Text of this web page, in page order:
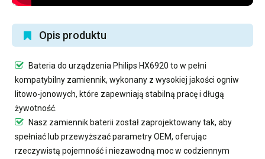
Opis produktu
Bateria do urządzenia Philips HX6920 to w pełni
kompatybilny zamiennik, wykonany z wysokiej jakości ogniw
litowo-jonowych, które zapewniają stabilną pracę i długą
żywotność.
Nasz zamiennik baterii został zaprojektowany tak, aby
spełniać lub przewyższać parametry OEM, oferując
rzeczywistą pojemność i niezawodną moc w codziennym